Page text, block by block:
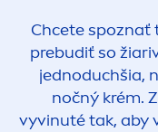
Chcete spoznať
prebudiť so
jednoduchšia,
nočný krém.
vyvinuté tak, aby